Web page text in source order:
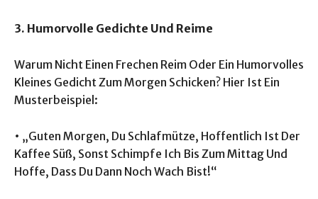
3. Humorvolle Gedichte Und Reime
Warum Nicht Einen Frechen Reim Oder Ein Humorvolles
Kleines Gedicht Zum Morgen Schicken? Hier Ist Ein
Musterbeispiel:
• „Guten Morgen, Du Schlafmütze, Hoffentlich Ist Der
Kaffee Süß, Sonst Schimpfe Ich Bis Zum Mittag Und
Hoffe, Dass Du Dann Noch Wach Bist!“